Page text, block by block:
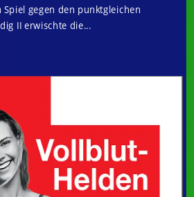
gegen den punktgleichen
II erwischte die...